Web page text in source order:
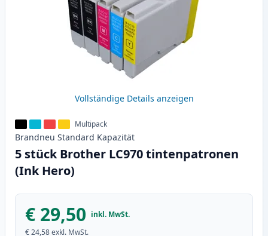
Vollständige Details anzeigen
Multipack
Brandneu Standard Kapazität
5 stück Brother LC970 tintenpatronen
(Ink Hero)
€ 29,50 inkl. MwSt.
€ 24,58exkl. MwSt.